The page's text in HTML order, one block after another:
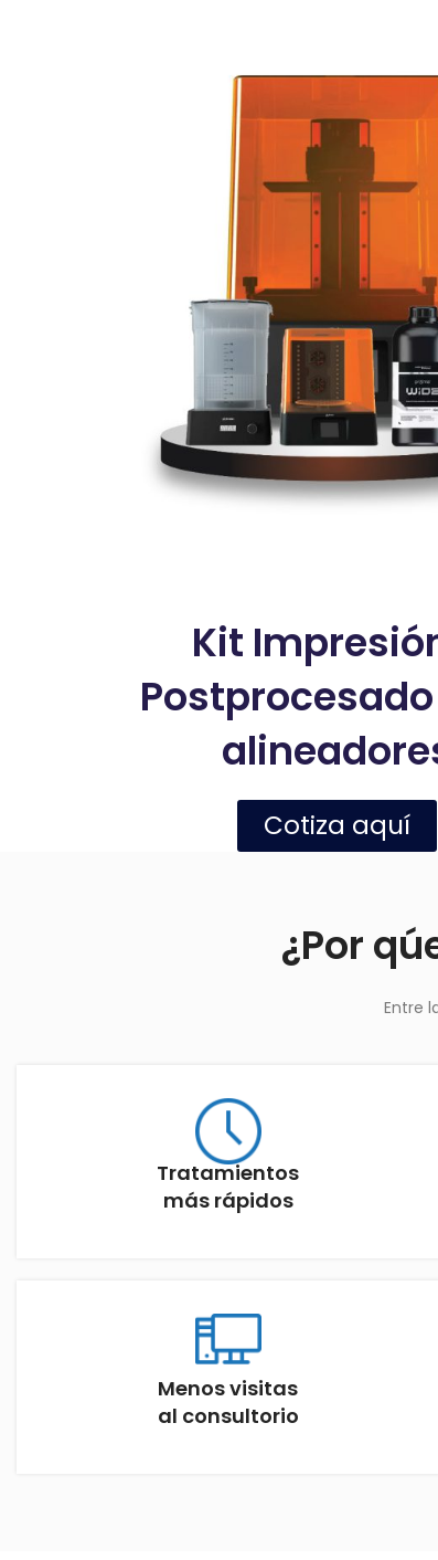
Kit
Cotiza aquí
¿Por
Entre
Tratamientos
más rápidos
Menos visitas
al consultorio